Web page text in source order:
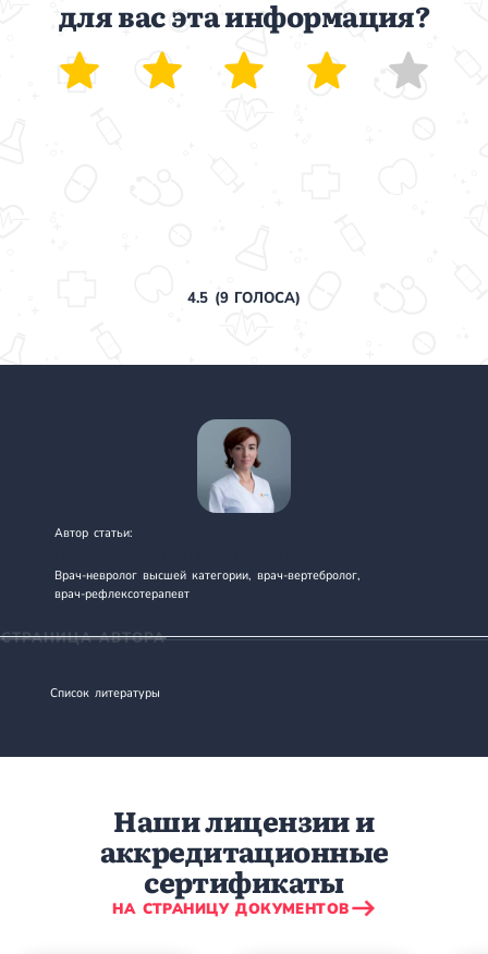
для вас эта информация?
4.5(9ГОЛОСА)
Автор статьи:
Врач-невролог высшей категории, врач-вертебролог,
врач - рефлексотерапевт
СТРАНИЦА АВТОРА
Список литературы
Наши лицензии и
аккредитационные
сертификаты
НА СТРАНИЦУ ДОКУМЕНТОВ